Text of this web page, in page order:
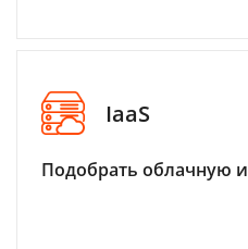
IaaS
Подобрать облачную